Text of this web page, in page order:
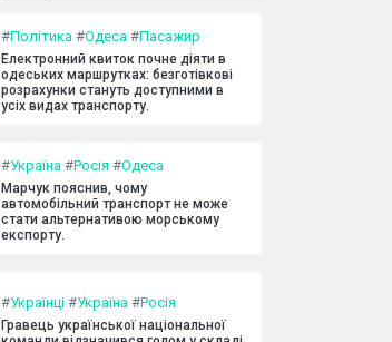
#Політика #Одеса #Пасажир
Електронний квиток почне діяти в
одеських маршрутках: безготівкові
розрахунки стануть доступними в
усіх видах транспорту.
#Україна #Росія #Одеса
Марчук пояснив, чому
автомобільний транспорт не може
стати альтернативою морському
експорту.
#Українці #Україна #Росія
Гравець української національної